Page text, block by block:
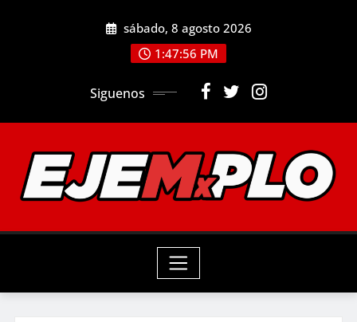
sábado, 8 agosto 2026
1:47:57 PM
Siguenos